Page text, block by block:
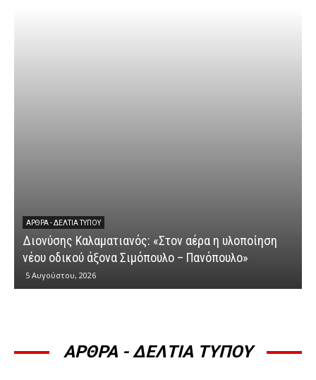
ΆΡΘΡΑ - ΔΕΛΤΊΑ ΤΎΠΟΥ
Διονύσης Καλαματιανός: «Στον αέρα η υλοποίηση
νέου οδικού άξονα Σιμόπουλο – Πανόπουλο»
5 Αυγούστου, 2026
ΑΡΘΡΑ - ΔΕΛΤΙΑ ΤΥΠΟΥ
ΆΡΘΡΑ - ΔΕΛΤΊΑ ΤΎΠΟΥ